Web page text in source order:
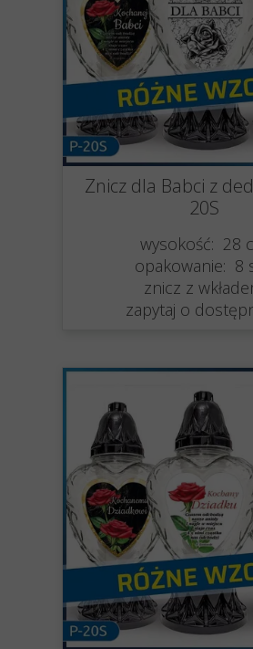
Znicz dla Babci z
20S
wysokość: 28
opakowanie: 8
znicz z
zapytaj o